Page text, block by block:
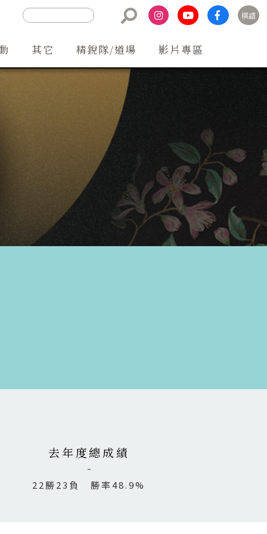
棋譜
其它 精銳隊/道場 影片專區
聯絡方式
去年度總成績
22勝23負 勝率48.9%